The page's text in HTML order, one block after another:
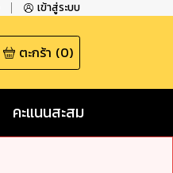
เข้าสู่ระบบ
ตะกร้า (0)
คะแนนสะสม